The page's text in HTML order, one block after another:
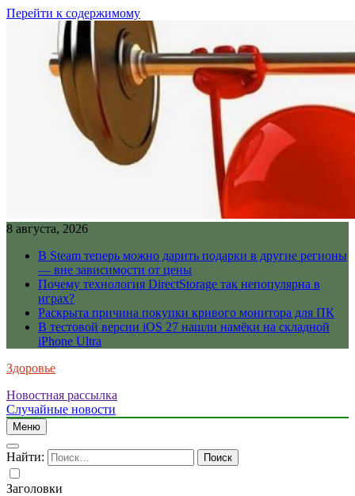
Перейти к содержимому
8 августа, 2026
В Steam теперь можно дарить подарки в другие регионы
— вне зависимости от цены
Почему технология DirectStorage так непопулярна в
играх?
Раскрыта причина покупки кривого монитора для ПК
В тестовой версии iOS 27 нашли намёки на складной
iPhone Ultra
Здоровье
Новостная рассылка
Случайные новости
Меню
Найти:
Заголовки